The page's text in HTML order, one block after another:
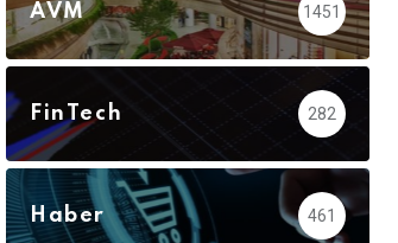
AVM 1451
FinTech 282
Haber 461